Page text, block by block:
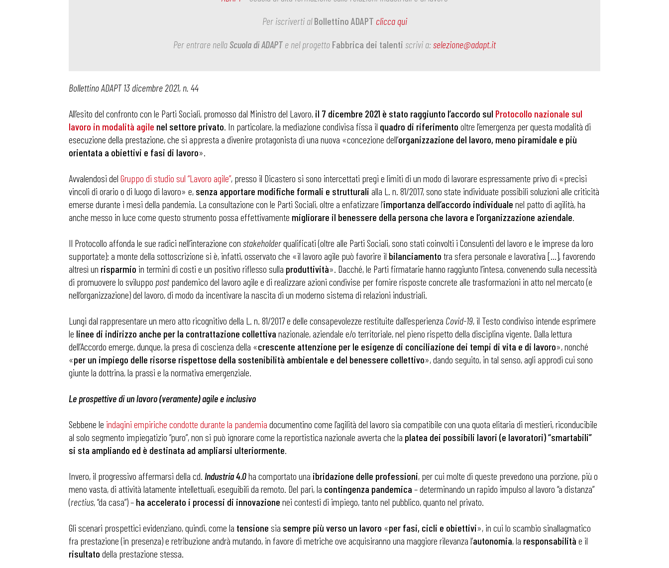
Per iscriverti alBollettino ADAPT clicca qui
Per entrare nella Scuola di ADAPT e nel progetto Fabbrica dei talenti scrivi a:selezione@adapt.it
Bollettino ADAPT 13 dicembre 2021, n. 44
All’esito del confronto con le Parti Sociali, promosso dal Ministro del Lavoro, il 7 dicembre 2021 è stato raggiunto l’accordo sul Protocollo nazionale sul
lavoro in modalità agile nel settore privato. In particolare, la mediazione condivisa fissa il quadro di riferimento oltre l’emergenza per questa modalità di
esecuzione della prestazione, che si appresta a divenire protagonista di una nuova «concezione dell’organizzazione del lavoro, meno piramidale e più
orientata a obiettivi e fasi di lavoro».
Avvalendosi del Gruppo di studio sul “Lavoro agile”, presso il Dicastero si sono intercettati pregi e limiti di un modo di lavorare espressamente privo di «precisi
vincoli di orario o di luogo di lavoro» e, senza apportare modifiche formali e strutturali alla L. n. 81/2017, sono state individuate possibili soluzioni alle criticità
emerse durante i mesi della pandemia. La consultazione con le Parti Sociali, oltre a enfatizzare l’importanza dell’accordo individuale nel patto di agilità, ha
anche messo in luce come questo strumento possa effettivamente migliorare il benessere della persona che lavora e l’organizzazione aziendale.
Il Protocollo affonda le sue radici nell’interazione con stakeholderqualificati (oltre alle Parti Sociali, sono stati coinvolti i Consulenti del lavoro e le imprese da loro
supportate): a monte della sottoscrizione si è, infatti, osservato che «il lavoro agile può favorire il bilanciamento tra sfera personale e lavorativa […], favorendo
altresì un risparmio in termini di costi e un positivo riflesso sulla produttività». Dacché, le Parti firmatarie hanno raggiunto l’intesa, convenendo sulla necessità
di promuovere lo sviluppo postpandemico del lavoro agile e di realizzare azioni condivise per fornire risposte concrete alle trasformazioni in atto nel mercato (e
nell’organizzazione) del lavoro, di modo da incentivare la nascita di un moderno sistema di relazioni industriali.
Lungi dal rappresentare un mero atto ricognitivo della L. n. 81/2017 e delle consapevolezze restituite dall’esperienza Covid-19, il Testo condiviso intende esprimere
le linee di indirizzo anche per la contrattazione collettiva nazionale, aziendale e/o territoriale, nel pieno rispetto della disciplina vigente. Dalla lettura
dell’Accordo emerge, dunque, la presa di coscienza della «crescente attenzione per le esigenze di conciliazione dei tempi di vita e di lavoro», nonché
«per un impiego delle risorse rispettose della sostenibilità ambientale e del benessere collettivo», dando seguito, in tal senso, agli approdi cui sono
giunte la dottrina, la prassi e la normativa emergenziale.
Le prospettive di un lavoro (veramente) agile e inclusivo
Sebbene le indagini empiriche condotte durante la pandemia documentino come l’agilità del lavoro sia compatibile con una quota elitaria di mestieri, riconducibile
al solo segmento impiegatizio “puro”, non si può ignorare come la reportistica nazionale avverta che la platea dei possibili lavori (e lavoratori) “smartabili”
si sta ampliando ed è destinata ad ampliarsi ulteriormente.
Invero, il progressivo affermarsi della cd. Industria 4.0ha comportato una ibridazione delle professioni, per cui molte di queste prevedono una porzione, più o
meno vasta, di attività latamente intellettuali, eseguibili da remoto. Del pari, la contingenza pandemica – determinando un rapido impulso al lavoro “a distanza”
(rectius, “da casa”) – ha accelerato i processi di innovazione nei contesti di impiego, tanto nel pubblico, quanto nel privato.
Gli scenari prospettici evidenziano, quindi, come la tensione sia sempre più verso un lavoro «per fasi, cicli e obiettivi», in cui lo scambio sinallagmatico
fra prestazione (in presenza) e retribuzione andrà mutando, in favore di metriche ove acquisiranno una maggiore rilevanza l’autonomia, la responsabilità e il
risultato della prestazione stessa.